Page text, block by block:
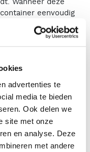
advertenties te
media te bieden
Ook delen we
site met onze
en analyse. Deze
met andere
eenvoudig
deze te ledigen. Na
voortzetten.
stofzuiger
u zeer efficiënt en
en goten kunt
in mum van tijd